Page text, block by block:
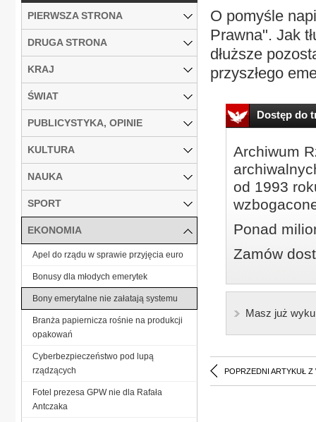
O pomyśle
Prawna". Jak
dłuższe
przyszłego
Dostęp do
Archiwum
od 1993
Ponad
Zamów
Masz już
POPRZEDNI ARTYKUŁ Z
PIERWSZA STRONA
DRUGA STRONA
KRAJ
ŚWIAT
PUBLICYSTYKA, OPINIE
KULTURA
NAUKA
SPORT
EKONOMIA
Apel do rządu w sprawie przyjęcia euro
Bonusy dla młodych emerytek
Bony emerytalne nie załatają systemu
Branża papiernicza rośnie na produkcji
opakowań
Cyberbezpieczeństwo pod lupą
rządzących
Fotel prezesa GPW nie dla Rafała
Antczaka